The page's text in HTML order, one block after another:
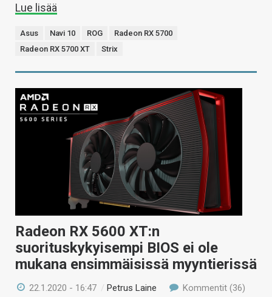
Lue lisää
Asus Navi 10 ROG
Radeon RX 5700
Radeon RX 5700 XT
Strix
Radeon RX 5600 XT:n
suorituskykyisempi BIOS ei ole
mukana ensimmäisissä myyntierissä
22.1.2020 - 16:47 /Petrus Laine Kommentit (36)